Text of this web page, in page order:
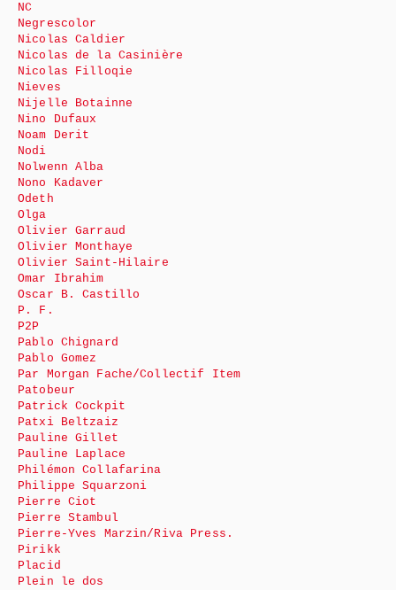
NC
Negrescolor
Nicolas Caldier
Nicolas de la Casinière
Nicolas Filloqie
Nieves
Nijelle Botainne
Nino Dufaux
Noam Derit
Nodi
Nolwenn Alba
Nono Kadaver
Odeth
Olga
Olivier Garraud
Olivier Monthaye
Olivier Saint-Hilaire
Omar Ibrahim
Oscar B. Castillo
P. F.
P2P
Pablo Chignard
Pablo Gomez
Par Morgan Fache/Collectif Item
Patobeur
Patrick Cockpit
Patxi Beltzaiz
Pauline Gillet
Pauline Laplace
Philémon Collafarina
Philippe Squarzoni
Pierre Ciot
Pierre Stambul
Pierre-Yves Marzin/Riva Press.
Pirikk
Placid
Plein le dos